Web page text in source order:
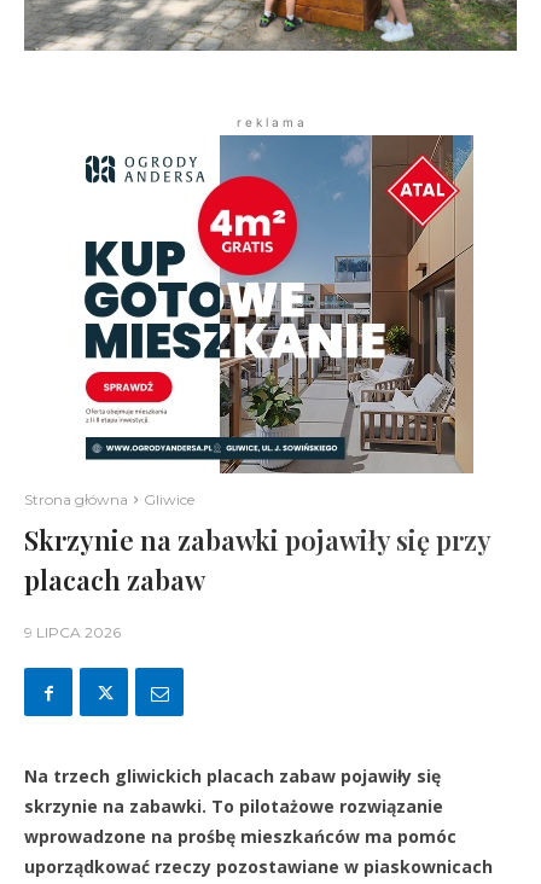
r e k l a m a
Strona główna Gliwice
Skrzynie na zabawki pojawiły się przy
placach zabaw
9 LIPCA 2026
Na trzech gliwickich placach zabaw pojawiły się
skrzynie na zabawki. To pilotażowe rozwiązanie
wprowadzone na prośbę mieszkańców ma pomóc
uporządkować rzeczy pozostawiane w piaskownicach